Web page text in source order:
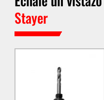
Stayer